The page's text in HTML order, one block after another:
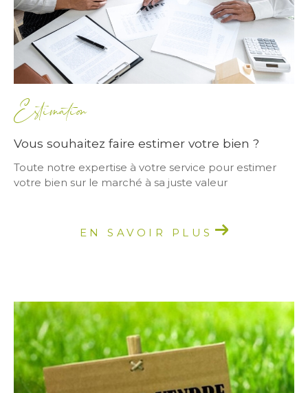
Estimation
Vous souhaitez faire estimer votre bien ?
Toute notre expertise à votre service pour estimer
votre bien sur le marché à sa juste valeur
EN SAVOIR PLUS